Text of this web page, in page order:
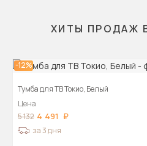
ХИТЫ ПРОДАЖ
-12%
Тумба для ТВ Токио, Белый
Цена
5 132 4 491
за 3 дня